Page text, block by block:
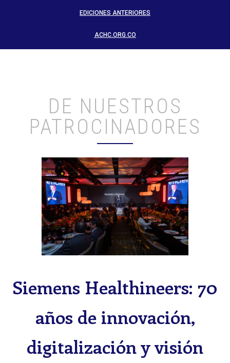
EDICIONES ANTERIORES
ACHC.ORG.CO
DE NUESTROS
PATROCINADORES
Siemens Healthineers: 70
años de innovación,
digitalización y visión